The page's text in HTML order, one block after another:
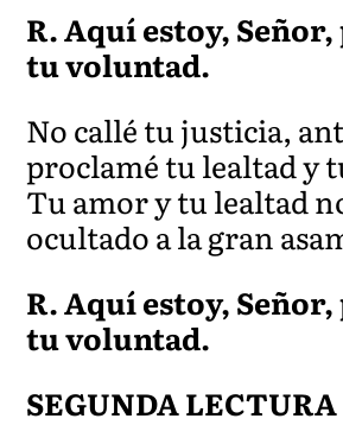
R. Aquí estoy,
tu voluntad.
No callé tu justicia,
proclamé tu lealtad y
Tu amor y tu lealtad
ocultado a la gran
R. Aquí estoy,
tu voluntad.
SEGUNDA LECTURA